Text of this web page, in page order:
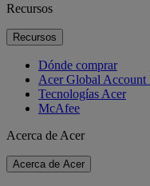
Recursos
Recursos
Dónde comprar
Acer Global Account
Tecnologías Acer
McAfee
Acerca de Acer
Acerca de Acer